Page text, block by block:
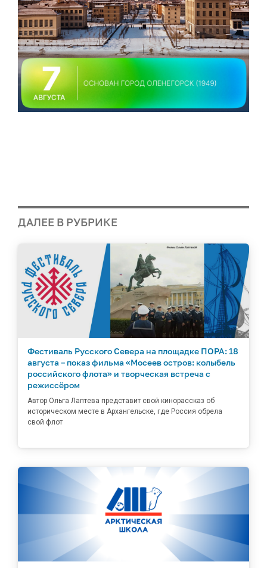
ДАЛЕЕ В РУБРИКЕ
Фестиваль Русского Севера на площадке ПОРА: 18
августа – показ фильма «Мосеев остров: колыбель
российского флота» и творческая встреча с
режиссёром
Автор Ольга Лаптева представит свой кинорассказ об
историческом месте в Архангельске, где Россия обрела
свой флот